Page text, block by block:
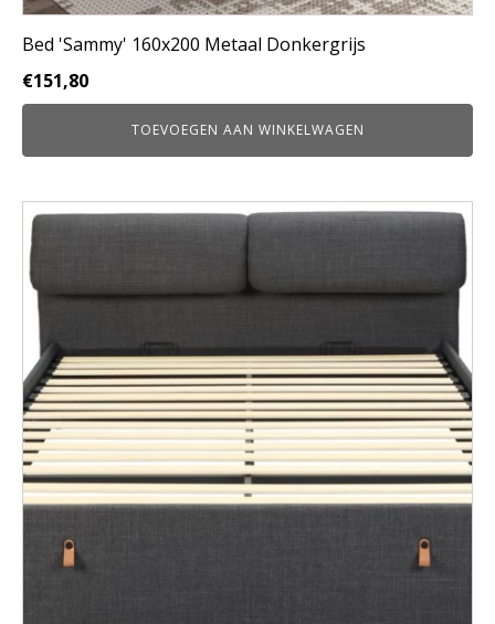
Bed 'Sammy' 160x200 Metaal Donkergrijs
€151,80
TOEVOEGEN AAN WINKELWAGEN